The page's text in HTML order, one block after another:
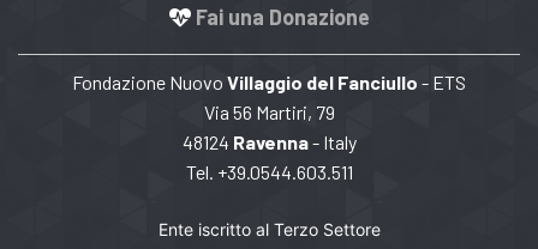
Fai una Donazione
Fondazione Nuovo Villaggio del Fanciullo - ETS
Via 56 Martiri, 79
48124 Ravenna- Italy
Tel. +39.0544.603.511
Ente iscritto al Terzo Settore